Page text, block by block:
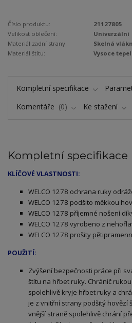
Číslo produktu:
21127805
Velikost oblečení:
Univerzální
Materiál zadní strany:
Skelná
Materiál štítu:
Vysoce
Kompletní specifikace
Komentáře
0 Ke stažení
Kompletní specifikace
KLÍČOVÉ VLASTNOSTI:
WELCO 1278 ochrana ruky
WELCO 1278 podšito měkkou
WELCO 1278 příjemné nošení
WELCO 1278 vyrobeno z
WELCO 1278 prošity
POUŽITÍ:
Zvýšení bezpečnosti práce při
štítu na hřbet ruky. Chránič
spolehlivě kryje hřbet ruky a
je z vnitřní strany podšitý hovězí
vnější straně spolehlivě chrání